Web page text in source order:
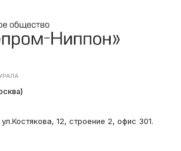
12, строение 2, офис 301.